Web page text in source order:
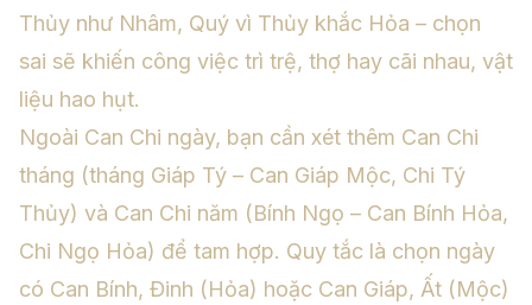
Thủy như Nhâm, Quý vì Thủy khắc Hỏa – chọn
sai sẽ khiến công việc trì trệ, thợ hay cãi nhau, vật
liệu hao hụt.
Ngoài Can Chi ngày, bạn cần xét thêm Can Chi
tháng (tháng Giáp Tý – Can Giáp Mộc, Chi Tý
Thủy) và Can Chi năm (Bính Ngọ – Can Bính Hỏa,
Chi Ngọ Hỏa) để tam hợp. Quy tắc là chọn ngày
có Can Bính, Đinh (Hỏa) hoặc Can Giáp, Ất (Mộc)